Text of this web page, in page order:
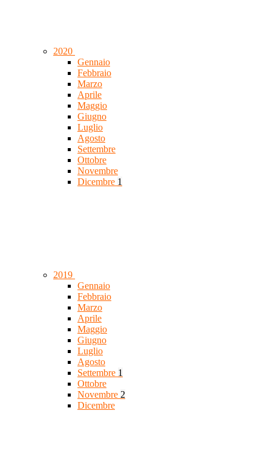
2020
Gennaio
Febbraio
Marzo
Aprile
Maggio
Giugno
Luglio
Agosto
Settembre
Ottobre
Novembre
Dicembre 1
2019
Gennaio
Febbraio
Marzo
Aprile
Maggio
Giugno
Luglio
Agosto
Settembre 1
Ottobre
Novembre 2
Dicembre